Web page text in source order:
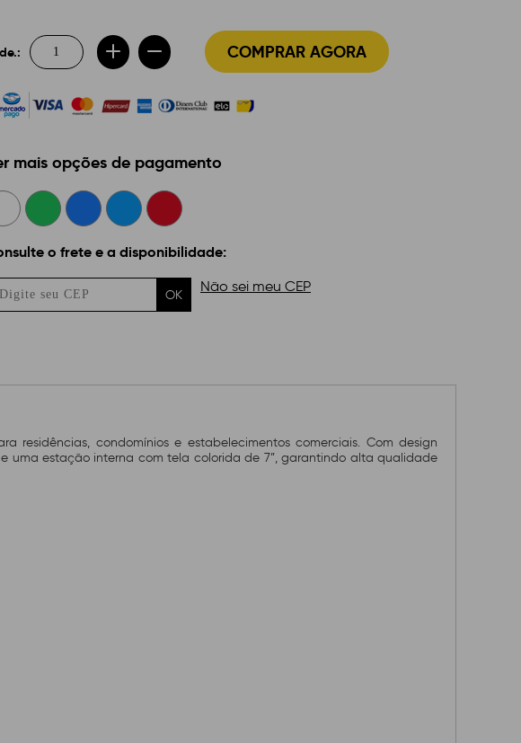
COMPRAR AGORA
mais opções de pagamento
o frete e a disponibilidade:
OK Não sei meu CEP
residências, condomínios e estabelecimentos comerciais. Com design
uma estação interna com tela colorida de 7”, garantindo alta qualidade